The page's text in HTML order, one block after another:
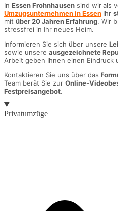
In Essen Frohnhausen sind wir als
Umzugsunternehmen in Essen Ihr
mit über 20 Jahren Erfahrung. Wir
stressfrei in Ihr neues Heim.
Informieren Sie sich über unsere
sowie unsere ausgezeichnete
Arbeit geben Ihnen einen Eindruck
Kontaktieren Sie uns über das
Team berät Sie zur Online-
Festpreisangebot.
Privatumzüge